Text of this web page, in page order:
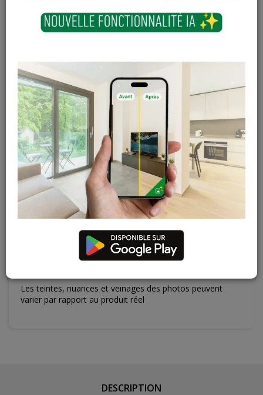
,75€ TTC
En stock
Magasin / Entrepôt Quantité
Gosselies 20 articles
Court-St-Etienne 35 articles
Cuesmes
Contactez Diffusion Menuiserie pour obtenir le temps de
Les teintes, nuances et veinages des photos peuvent
varier par rapport au produit réel
DESCRIPTION